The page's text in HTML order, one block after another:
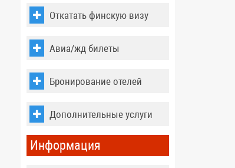
Откатать финскую визу
Авиа/жд билеты
Бронирование отелей
Дополнительные услуги
Информация